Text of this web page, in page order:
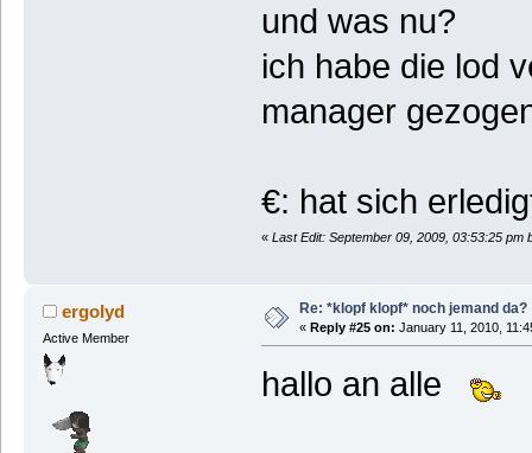
und was nu?
ich habe die lod
manager
€: hat sich
« Last Edit: September 09, 2009, 03:53:25 pm
ergolyd
Active Member
Re: *klopf klopf* noch jemand da?
« Reply #25 on: January 11, 2010,
hallo an alle